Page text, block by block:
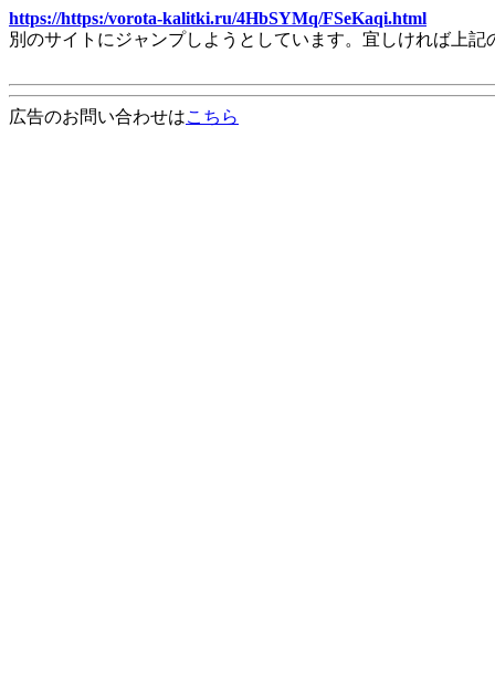
https://https:/vorota-kalitki.ru/4HbSYMq/FSeKaqi.html
別のサイトにジャンプしようとしています。宜しければ上
広告のお問い合わせはこちら